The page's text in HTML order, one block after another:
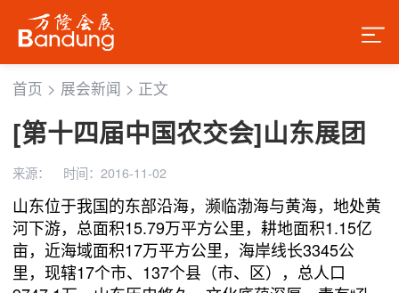
首页 > 展会新闻 > 正文
[第十四届中国农交会]山东展团
来源： 时间：2016-11-02
山东位于我国的东部沿海，濒临渤海与黄海，地处黄
河下游，总面积15.79万平方公里，耕地面积1.15亿
亩，近海域面积17万平方公里，海岸线长3345公
里，现辖17个市、137个县（市、区），总人口